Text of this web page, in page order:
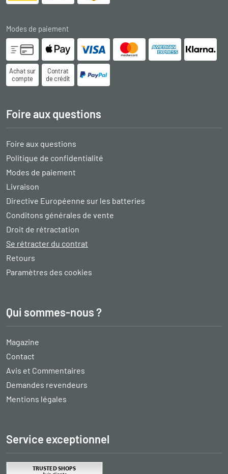
Modes de paiement
Achat sur
compte
Contrat
de crédit
Foire aux questions
Foire aux questions
Politique de confidentialité
Modes de paiement
Livraison
Directive Européenne sur les batteries
Conditons générales de vente
Droit de rétractation
Se rétracter du contrat
Retours
Paramètres des cookies
Qui sommes-nous ?
Magazine
Contact
Avis et Commentaires
Demandes revendeurs
Mentions légales
Service exceptionnel